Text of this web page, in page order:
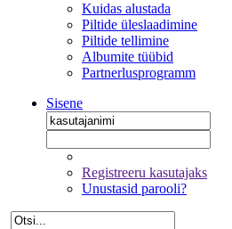
Kuidas alustada
Piltide üleslaadimine
Piltide tellimine
Albumite tüübid
Partnerlusprogramm
Sisene
Registreeru kasutajaks
Unustasid parooli?